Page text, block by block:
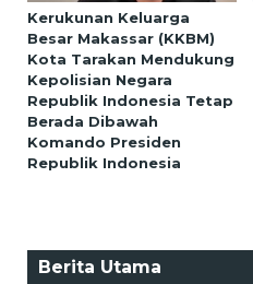
Kerukunan Keluarga
Besar Makassar (KKBM)
Kota Tarakan Mendukung
Kepolisian Negara
Republik Indonesia Tetap
Berada Dibawah
Komando Presiden
Republik Indonesia
Berita Utama